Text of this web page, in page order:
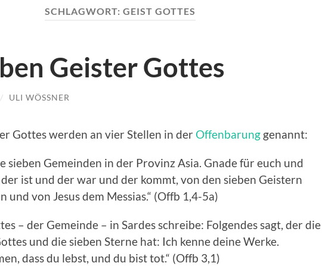
SCHLAGWORT: GEIST GOTTES
Geister Gottes
/ ULI WÖSSNER
Gottes werden an vier Stellen in der Offenbarung genannt:
sieben Gemeinden in der Provinz Asia. Gnade für euch und
ist und der war und der kommt, von den sieben Geistern
und von Jesus dem Messias.“ (Offb 1,4-5a)
– der Gemeinde – in Sardes schreibe: Folgendes sagt, der die
und die sieben Sterne hat: Ich kenne deine Werke.
dass du lebst, und du bist tot.“ (Offb 3,1)